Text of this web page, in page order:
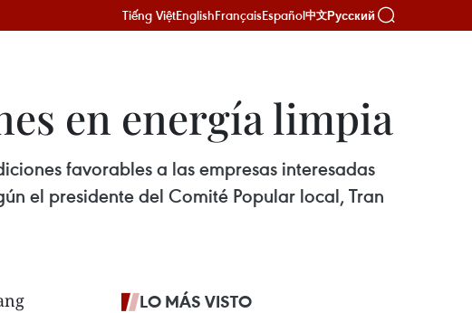
Tiếng ViệtEnglishFrançaisEspañol中文Русский
en energía limpia
favorables a las empresas interesadas
el presidente del Comité Popular local, Tran
LO MÁS VISTO